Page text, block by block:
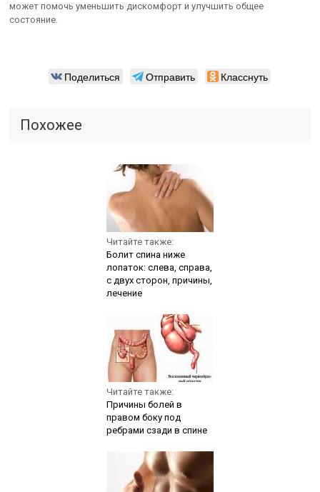
может помочь уменьшить дискомфорт и улучшить общее
состояние.
Поделиться Отправить Класснуть
Похожее
Читайте также:
Болит спина ниже
лопаток: слева, справа,
с двух сторон, причины,
лечение
Читайте также:
Причины болей в
правом боку под
ребрами сзади в спине